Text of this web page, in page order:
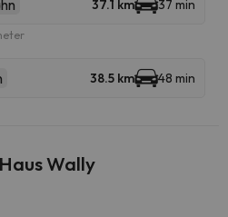
37.1 km 37 min
38.5 km 48 min
Wally